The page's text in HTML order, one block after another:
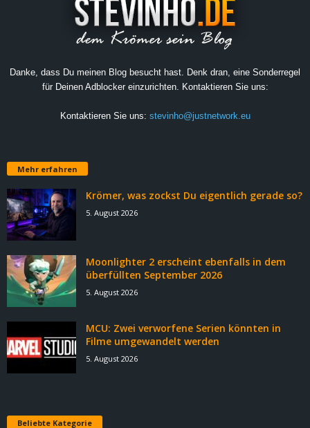
Danke, dass Du meinen Blog besucht hast. Denk dran, eine Sonderregel
für Deinen Adblocker einzurichten. Kontaktieren Sie uns:
Kontaktieren Sie uns: stevinho@justnetwork.eu
Mehr erfahren
Krömer, was zockst Du eigentlich gerade so?
5. August 2026
Moonlighter 2 erscheint ebenfalls in dem
überfüllten September 2026
5. August 2026
MCU: Zwei verworfene Serien könnten in
Filme umgewandelt werden
5. August 2026
Beliebte Kategorie